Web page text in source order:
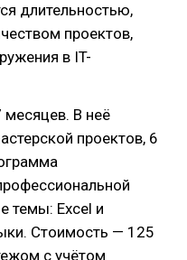
длительностью,
проектов,
в IT-
месяцев. В неё
проектов, 6
темы: Excel и
Стоимость — 125
с учётом